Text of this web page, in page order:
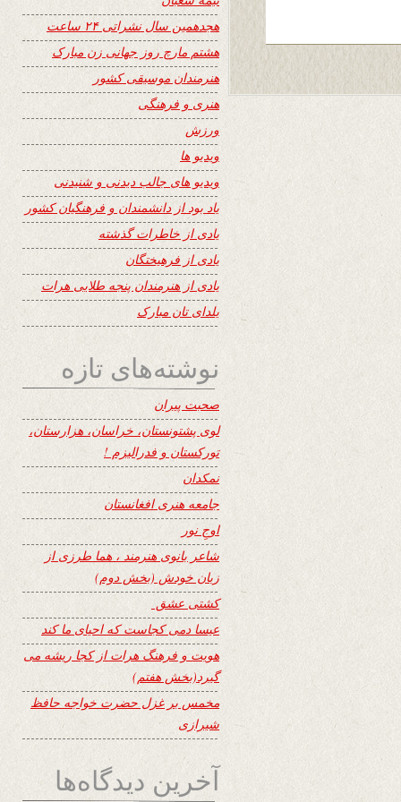
هجدهمین سال نشراتی ۲۴ ساعت
هشتم مارچ روز جهانی زن مبارک
هنرمندان موسیقی کشور
هنری و فرهنگی
ورزش
ویدیو ها
ویدیو های جالب دیدنی و شنیدنی
یاد بود از دانشمندان و فرهنگیان کشور
یادی از خاطرات گذشته
یادی از فرهیختگان
یادی از هنرمندان پنجه طلایی هرات
یلدای تان مبارک
نوشته‌های تازه
صحبت پیران
لوی پشتونستان، خراسان، هزارستان،
تورکستان و فدرالیزم !
نمکدان
جامعه هنری افغانستان
اوجِ نور
شاعر بانوی هنرمند ، هما طرزی از
زبان خودش (بخش دوم)
کشتی عشق
عیسا دمی کجاست که احیای ما کند
هویت و فرهنگ هرات از کجا ریشه می
گیرد(بخش هفتم)
مخمس بر غزل حضرت خواجه حافظ
شیرازی
آخرین دیدگاه‌ها